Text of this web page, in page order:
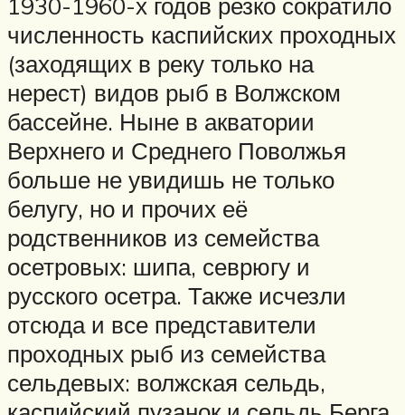
численность каспийских проходных
(заходящих в реку только на
нерест) видов рыб в Волжском
бассейне. Ныне в акватории
Верхнего и Среднего Поволжья
больше не увидишь не только
белугу, но и прочих её
родственников из семейства
осетровых: шипа, севрюгу и
русского осетра. Также исчезли
отсюда и все представители
проходных рыб из семейства
сельдевых: волжская сельдь,